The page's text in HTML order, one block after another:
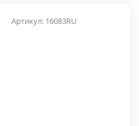
Артикул: 16083RU